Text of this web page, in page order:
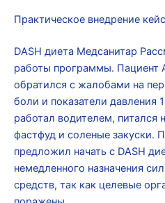
Практическое внедрение
DASH диета Медсанитар
работы программы. Пациент
обратился с жалобами на
боли и показатели давления
работал водителем, питался
фастфуд и соленые закуски.
предложил начать с DASH
немедленного назначения
средств, так как целевые